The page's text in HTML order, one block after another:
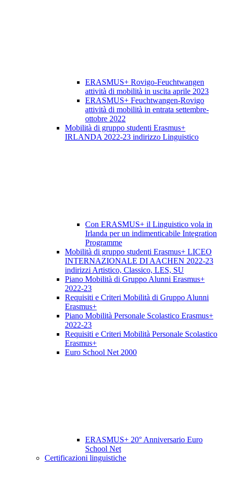
ERASMUS+ Rovigo-Feuchtwangen
attività di mobilità in uscita aprile 2023
ERASMUS+ Feuchtwangen-Rovigo
attività di mobilità in entrata settembre-
ottobre 2022
Mobilità di gruppo studenti Erasmus+
IRLANDA 2022-23 indirizzo Linguistico
Con ERASMUS+ il Linguistico vola in
Irlanda per un indimenticabile Integration
Programme
Mobilità di gruppo studenti Erasmus+ LICEO
INTERNAZIONALE DI AACHEN 2022-23
indirizzi Artistico, Classico, LES, SU
Piano Mobilità di Gruppo Alunni Erasmus+
2022-23
Requisiti e Criteri Mobilità di Gruppo Alunni
Erasmus+
Piano Mobilità Personale Scolastico Erasmus+
2022-23
Requisiti e Criteri Mobilità Personale Scolastico
Erasmus+
Euro School Net 2000
ERASMUS+ 20° Anniversario Euro
School Net
Certificazioni linguistiche